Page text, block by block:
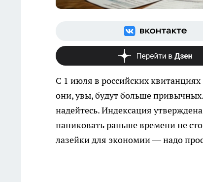
С 1 июля в российских
они, увы, будут больше
надейтесь. Индексация
паниковать раньше времени не
лазейки для экономии — надо